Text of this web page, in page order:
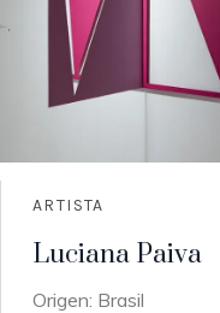
ARTISTA
Luciana Paiva
Origen: Brasil